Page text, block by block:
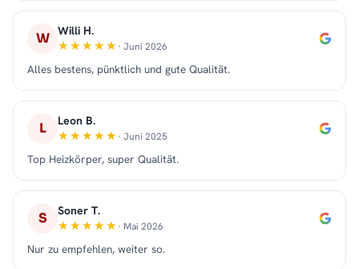
W Willi H.
· Juni 2026
Alles bestens, pünktlich und gute Qualität.
L Leon B.
· Juni 2025
Top Heizkörper, super Qualität.
S Soner T.
· Mai 2026
Nur zu empfehlen, weiter so.